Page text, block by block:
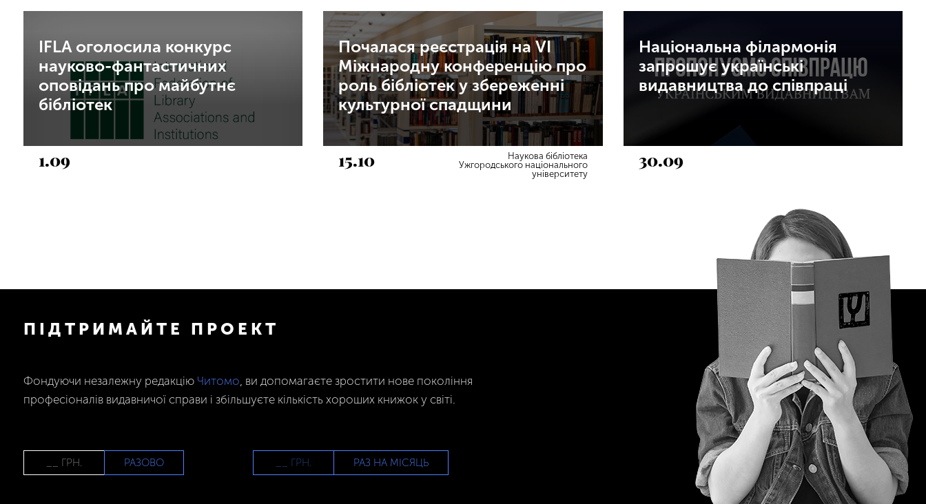
IFLA оголосила конкурс
науково-фантастичних
оповідань про майбутнє
бібліотек
1.09
Почалася реєстрація на VI
Міжнародну конференцію про
роль бібліотек у збереженні
культурної спадщини
15.10
Наукова бібліотека
Ужгородського національного
університету
Національна філармонія
запрошує українські
видавництва до співпраці
30.09
ПІДТРИМАЙТЕ ПРОЕКТ
Фондуючи незалежну редакцію Читомо , ви допомагаєте зростити нове покоління
професіоналів видавничої справи і збільшуєте кількість хороших книжок у світі.
РАЗОВО РАЗ НА МІСЯЦЬ